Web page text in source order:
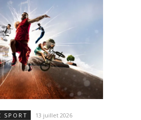
SPORT 13 juillet 2026